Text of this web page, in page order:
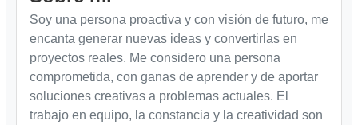
Soy una persona proactiva y con visión de futuro, me
encanta generar nuevas ideas y convertirlas en
proyectos reales. Me considero una persona
comprometida, con ganas de aprender y de aportar
soluciones creativas a problemas actuales. El
trabajo en equipo, la constancia y la creatividad son